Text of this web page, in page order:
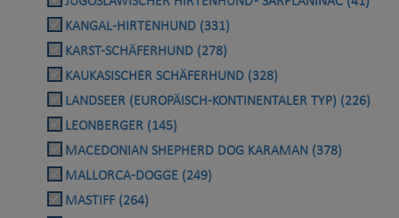
KANGAL-HIRTENHUND (331)
KARST-SCHÄFERHUND (278)
KAUKASISCHER SCHÄFERHUND (328)
LANDSEER (EUROPÄISCH-KONTINENTALER TYP) (226)
LEONBERGER (145)
MACEDONIAN SHEPHERD DOG KARAMAN (378)
MALLORCA-DOGGE (249)
MASTIFF (264)